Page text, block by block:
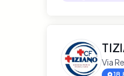
Via